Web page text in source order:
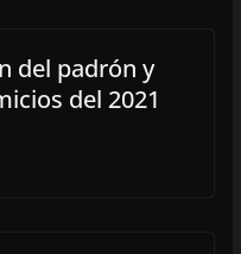
del padrón y
del 2021